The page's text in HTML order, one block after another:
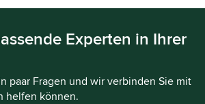
Experten in Ihrer
paar Fragen und wir verbinden Sie mit
helfen können.